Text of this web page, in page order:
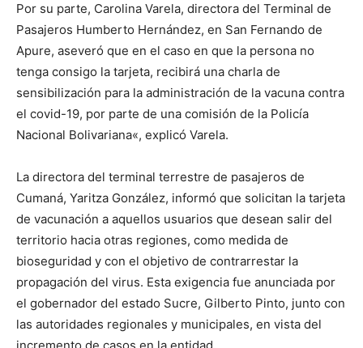
Por su parte, Carolina Varela, directora del Terminal de
Pasajeros Humberto Hernández, en San Fernando de
Apure, aseveró que en el caso en que la persona no
tenga consigo la tarjeta, recibirá una charla de
sensibilización para la administración de la vacuna contra
el covid-19, por parte de una comisión de la Policía
Nacional Bolivariana«, explicó Varela.
La directora del terminal terrestre de pasajeros de
Cumaná, Yaritza González, informó que solicitan la tarjeta
de vacunación a aquellos usuarios que desean salir del
territorio hacia otras regiones, como medida de
bioseguridad y con el objetivo de contrarrestar la
propagación del virus. Esta exigencia fue anunciada por
el gobernador del estado Sucre, Gilberto Pinto, junto con
las autoridades regionales y municipales, en vista del